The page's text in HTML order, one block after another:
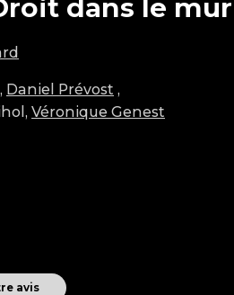
dans le mur
Daniel Prévost ,
Véronique Genest
avis